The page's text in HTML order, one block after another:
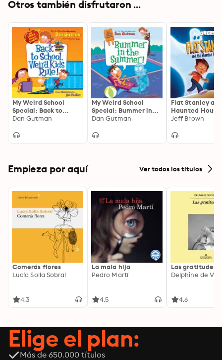
Otros también disfrutaron ...
My Weird School
Special: Back to
School, Weird Kids
Dan Gutman
My Weird School
Special: Bummer in
the Summer!
Dan Gutman
Flat Stanley
Haunted House
Jeff Brown
Empieza por aquí Ver todos los títulos
Comerás flores
Lucía Solla Sobral
4.3
La mala hija
Pedro Martí
4.5
Las gratitudes
Delphine de
4.6
Elige el plan:
Más de 650.000 títulos